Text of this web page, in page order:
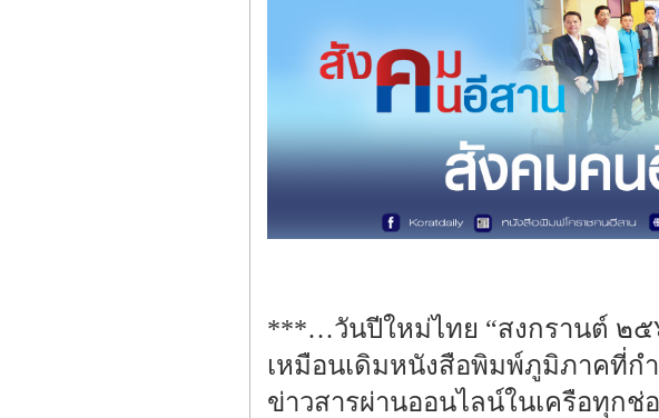
***…วันปีใหม่ไทย “สงกรานต์ ๒๕
เหมือนเดิมหนังสือพิมพ์ภูมิภาคที่ก
ข่าวสารผ่านออนไลน์ในเครือทุกช่อ